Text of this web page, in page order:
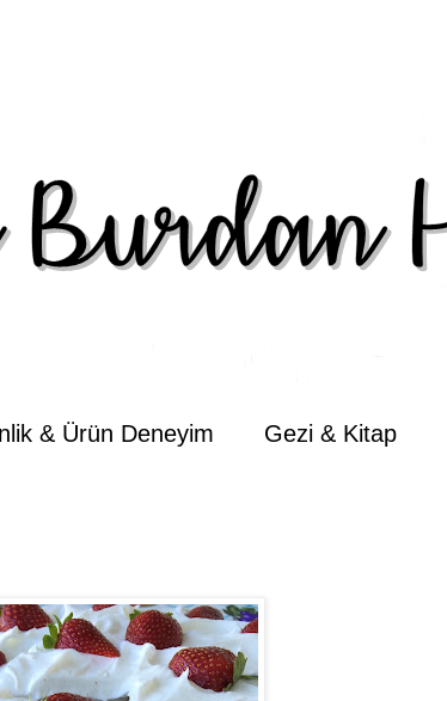
& Ürün Deneyim Gezi & Kitap